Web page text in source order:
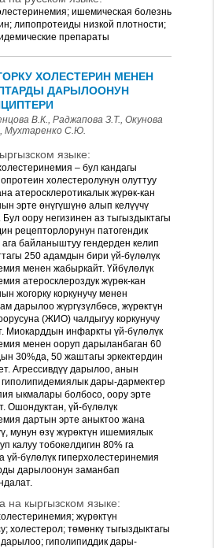
ишемическая болезнь
липопротеиды низкой плотности;
препараты
ХОЛЕСТЕРИН МЕНЕН
ДАРЫЛООНУН
В.К., Раджапова З.Т., Окунова
Мухтаренко С.Ю.
языке:
– бул кандагы
холестеролунун олуттуу
атеросклеротикалык жүрөк-кан
эрте өнүгүшүнө алып келүүчү
Бул оору негизинен аз тыгыздыктагы
рецепторлорунун патогендик
байланыштуу гендерден келип
250 адамдын бири үй-бүлөлүк
менен жабыркайт. Үйбүлөлүк
атеросклероздук жүрөк-кан
жогорку коркунучу менен
дарылоо жүргүзүлбөсө, жүрөктүн
(ЖИО) чалдыгуу коркунучу
Миокарддын инфаркты үй-бүлөлүк
менен ооруп дарыланбаган 60
30%да, 50 жаштагы эркектердин
Агрессивдүү дарылоо, анын
дары-дармектер
ыкмалары болбосо, оору эрте
Ошондуктан, үй-бүлөлүк
дартын эрте аныктоо жана
мунун өзү жүрөктүн ишемиялык
калуу тобокелдигин 80% га
үй-бүлөлүк гиперхолестеринемия
дарылоонун заманбап
на кыргызском языке:
жүрөктүн
холестерол; төмөнкү тыгыздыктагы
гиполипиддик дары-